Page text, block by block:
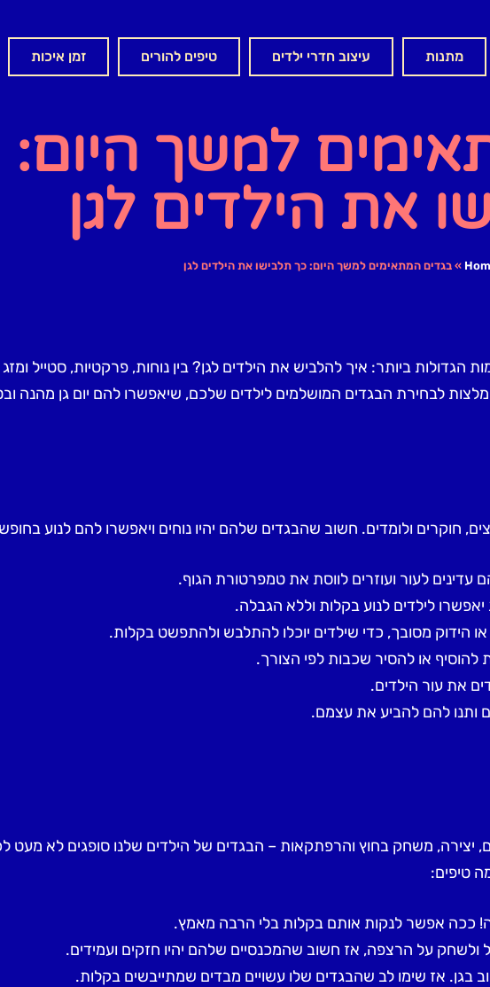
מתנות עיצוב חדרי ילדים טיפים להורים זמן איכות
למשך היום:
את הילדים לגן
» בגדים המתאימים למשך היום: כך תלבישו את הילדים לגן
הגדולות ביותר: איך להלביש את הילדים לגן? בין נוחות, פרקטיות, סטייל
לבחירת הבגדים המושלמים לילדים שלכם, שיאפשרו להם יום גן מהנה
חוקרים ולומדים. חשוב שהבגדים שלהם יהיו נוחים ויאפשרו להם לנוע
עדינים לעור ועוזרים לווסת את טמפרטורת הגוף.
לילדים לנוע בקלות וללא הגבלה.
הידוק מסובך, כדי שילדים יוכלו להתלבש ולהתפשט בקלות.
להוסיף או להסיר שכבות לפי הצורך.
את עור הילדים.
ותנו להם להביע את עצמם.
יצירה, משחק בחוץ והרפתקאות – הבגדים של הילדים שלנו סופגים לא מעט
טיפים:
ככה אפשר לנקות אותם בקלות בלי הרבה מאמץ.
ולשחק על הרצפה, אז חשוב שהמכנסיים שלהם יהיו חזקים ועמידים.
בגן. אז שימו לב שהבגדים שלו עשויים מבדים שמתייבשים בקלות.